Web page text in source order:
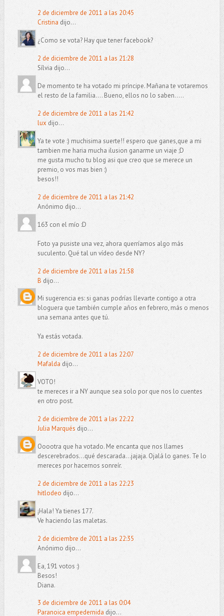
2 de diciembre de 2011 a las 20:45
Cristina dijo...
¿Como se vota? Hay que tener facebook?
2 de diciembre de 2011 a las 21:28
Sílvia dijo...
De momento te ha votado mi príncipe. Mañana te votaremos
el resto de la familia.... Bueno, ellos no lo saben.....
2 de diciembre de 2011 a las 21:42
luxdijo...
Ya te vote :) muchisima suerte!! espero que ganes,que a mi
tambien me haria mucha ilusion ganarme un viaje ;D
me gusta mucho tu blog asi que creo que se merece un
premio, o vos mas bien :)
besos!!
2 de diciembre de 2011 a las 21:42
Anónimo dijo...
163 con el mío :D
Foto ya pusiste una vez, ahora querríamos algo más
suculento. Qué tal un vídeo desde NY?
2 de diciembre de 2011 a las 21:58
B dijo...
Mi sugerencia es: si ganas podrías llevarte contigo a otra
bloguera que también cumple años en febrero, más o menos
una semana antes que tú.
Ya estás votada.
2 de diciembre de 2011 a las 22:07
Mafalda dijo...
VOTO!
te mereces ir a NY aunque sea solo por que nos lo cuentes
en otro post.
2 de diciembre de 2011 a las 22:22
Julia Marqués dijo...
Ooootra que ha votado. Me encanta que nos llames
descerebrados...qué descarada...jajaja. Ojalá lo ganes. Te lo
mereces por hacernos sonreír.
2 de diciembre de 2011 a las 22:23
hitlodeo dijo...
¡Hala! Ya tienes 177.
Ve haciendo las maletas.
2 de diciembre de 2011 a las 22:35
Anónimo dijo...
Ea, 191 votos :)
Besos!
Diana.
3 de diciembre de 2011 a las 0:04
Paranoica empedernida dijo...